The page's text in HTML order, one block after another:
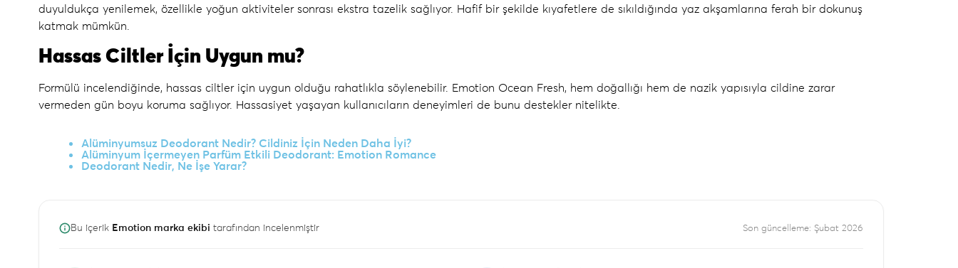
duyuldukça yenilemek, özellikle yoğun aktiviteler sonrası ekstra tazelik sağlıyor. Hafif bir şekilde kıyafetlere de sıkıldığında yaz akşamlarına ferah bir dokunuş
katmak mümkün.
Hassas Ciltler İçin Uygun mu?
Formülü incelendiğinde, hassas ciltler için uygun olduğu rahatlıkla söylenebilir. Emotion Ocean Fresh, hem doğallığı hem de nazik yapısıyla cildine zarar
vermeden gün boyu koruma sağlıyor. Hassasiyet yaşayan kullanıcıların deneyimleri de bunu destekler nitelikte.
Alüminyumsuz Deodorant Nedir? Cildiniz İçin Neden Daha İyi?
Alüminyum İçermeyen Parfüm Etkili Deodorant: Emotion Romance
Deodorant Nedir, Ne İşe Yarar?
Bu içerik Emotion marka ekibi tarafından incelenmiştir Son güncelleme: Şubat 2026